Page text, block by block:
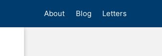
About Blog Letters